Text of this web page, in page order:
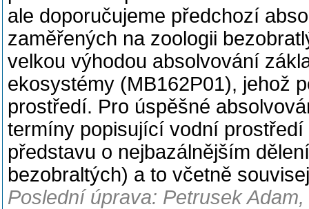
ale doporučujeme předchozí
zaměřených na zoologii
velkou výhodou absolvování
ekosystémy (MB162P01), jehož
prostředí. Pro úspěšné
termíny popisující vodní
představu o nejbazálnějším
bezobraltých) a to včetně
Poslední úprava: Petrusek